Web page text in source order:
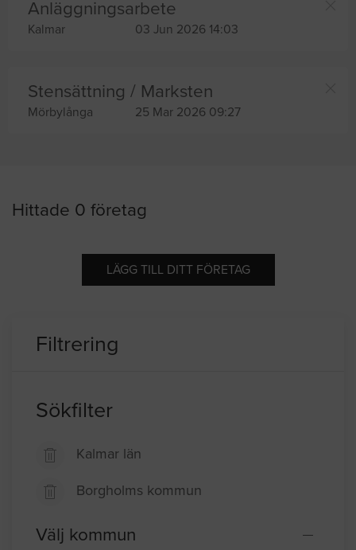
Anläggningsarbete
Kalmar 03 Jun 2026 14:03
Stensättning / Marksten
Mörbylånga 25 Mar 2026 09:27
Hittade 0 företag
LÄGG TILL DITT FÖRETAG
Filtrering
Sökfilter
Kalmar län
Borgholms kommun
Välj kommun